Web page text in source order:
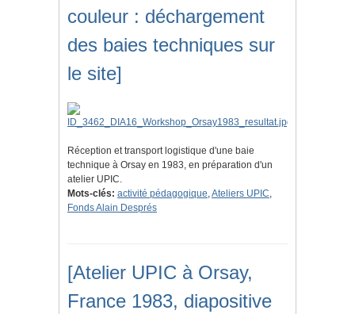
couleur : déchargement
des baies techniques sur
le site]
Réception et transport logistique d'une baie
technique à Orsay en 1983, en préparation d'un
atelier UPIC.
Mots-clés: activité pédagogique,Ateliers UPIC,
Fonds Alain Després
[Atelier UPIC à Orsay,
France 1983, diapositive